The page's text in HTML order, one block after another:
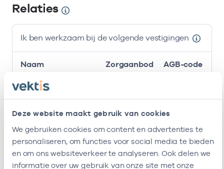
Deze website maakt gebruik van cookies
We gebruiken cookies om content en advertenties te
personaliseren, om functies voor social media te bieden
en om ons websiteverkeer te analyseren. Ook delen we
informatie over uw gebruik van onze site met onze
Relaties
Ik ben werkzaam bij de volgende vestigingen
Naam Zorgaanbod AGB-code
Stichting
Amsterdamse
Gezondheidscentra
Roha B.v. Huisarts -
Huisartsenpraktijk
Huisarts -